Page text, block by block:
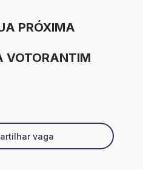
PRÓXIMA
VOTORANTIM
vaga